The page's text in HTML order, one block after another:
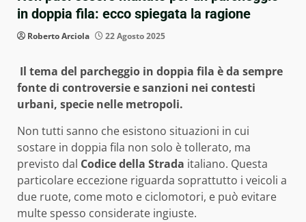
in doppia fila: ecco spiegata la ragione
Roberto Arciola 22 Agosto 2025
Il tema del parcheggio in doppia fila è da sempre
fonte di controversie e sanzioni nei contesti
urbani, specie nelle metropoli.
Non tutti sanno che esistono situazioni in cui
sostare in doppia fila non solo è tollerato, ma
previsto dal Codice della Strada italiano. Questa
particolare eccezione riguarda soprattutto i veicoli a
due ruote, come moto e ciclomotori, e può evitare
multe spesso considerate ingiuste.